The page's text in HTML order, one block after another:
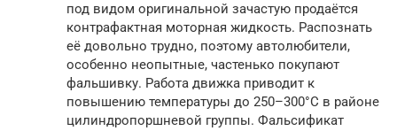
под видом оригинальной зачастую продаётся
контрафактная моторная жидкость. Распознать
её довольно трудно, поэтому автолюбители,
особенно неопытные, частенько покупают
фальшивку. Работа движка приводит к
повышению температуры до 250–300°С в районе
цилиндропоршневой группы. Фальсификат